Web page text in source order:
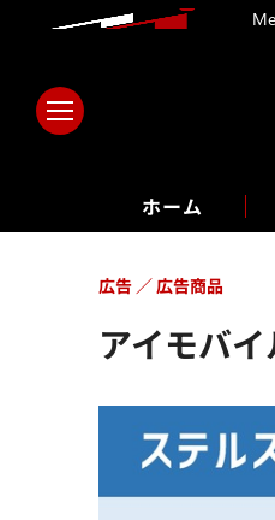
ホーム
アイモバ
広告 広告商品